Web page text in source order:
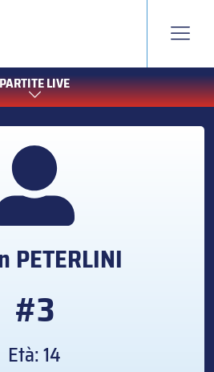
PARTITE LIVE
PETERLINI
#3
Età: 14